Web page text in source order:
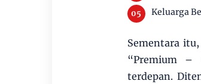
Keluarga
Sementara
“Premium –
terdepan.